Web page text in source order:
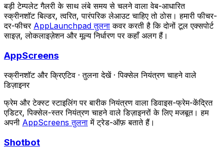
बड़ी टेम्पलेट गैलरी के साथ लंबे समय से चलने वाला वेब-आधारित
स्क्रीनशॉट बिल्डर, त्वरित, पारंपरिक लेआउट चाहिए तो ठोस। हमारी फीचर-
दर-फीचर AppLaunchpad तुलना कवर करती है कि दोनों टूल एक्सपोर्ट
साइज़, लोकलाइज़ेशन और मूल्य निर्धारण पर कहाँ अलग हैं।
AppScreens
स्क्रीनशॉट और क्रिएटिव ·तुलना देखें·पिक्सेल नियंत्रण चाहने वाले
डिज़ाइनर
फ्रेम और टेक्स्ट स्टाइलिंग पर बारीक नियंत्रण वाला डिवाइस-फ्रेम-केंद्रित
एडिटर, पिक्सेल-स्तर नियंत्रण चाहने वाले डिज़ाइनरों के लिए मजबूत। हम
अपनी AppScreens तुलना में ट्रेड-ऑफ़ बताते हैं।
Shotbot